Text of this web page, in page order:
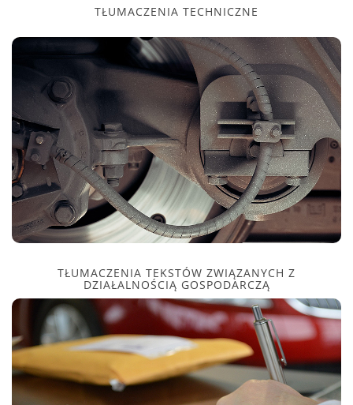
TŁUMACZENIA TECHNICZNE
TŁUMACZENIA TEKSTÓW ZWIĄZANYCH Z
DZIAŁALNOŚCIĄ GOSPODARCZĄ